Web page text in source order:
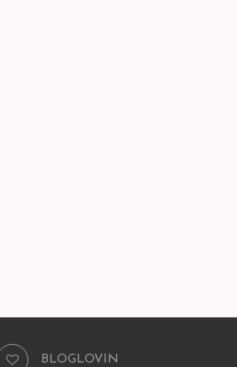
BLOGLOVIN